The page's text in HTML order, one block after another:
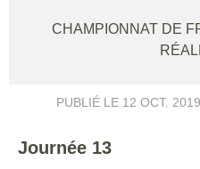
CHAMPIONNAT DE
PUBLIÉ LE 12 OCT. 2019
Journée 13